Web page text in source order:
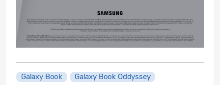
Galaxy Book
Galaxy Book Oddyssey